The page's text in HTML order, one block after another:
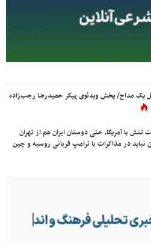
یک مداح/ پخش ویدئوی پیکر حمیدرضا رجب‌زاده
با آمریکا، حتی دوستان ایران هم از تهران
نباید در مذاکرات با ترامپ قربانی روسیه و چین